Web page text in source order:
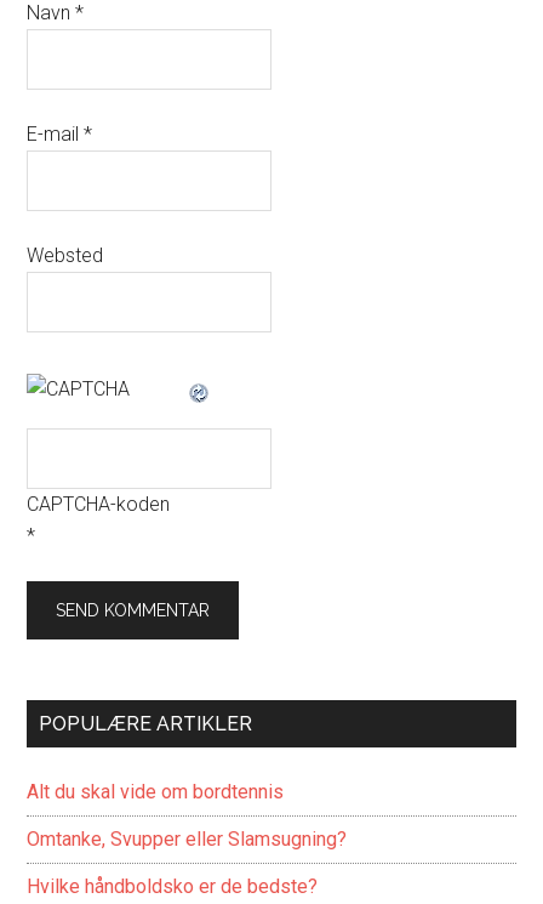
Navn*
E-mail*
Websted
CAPTCHA-koden
*
POPULÆRE ARTIKLER
Alt du skal vide om bordtennis
Omtanke, Svupper eller Slamsugning?
Hvilke håndboldsko er de bedste?